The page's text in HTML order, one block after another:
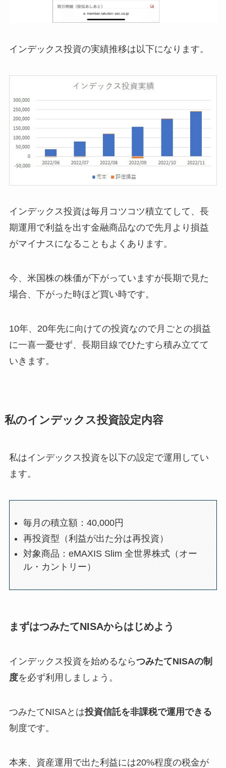
インデックス投資の実績推移は以下になります。
インデックス投資は毎月コツコツ積立てして、長
期運用で利益を出す金融商品なので先月より損益
がマイナスになることもよくあります。
今、米国株の株価が下がっていますが長期で見た
場合、下がった時ほど買い時です。
10年、20年先に向けての投資なので月ごとの損益
に一喜一憂せず、長期目線でひたすら積み立てて
いきます。
私のインデックス投資設定内容
私はインデックス投資を以下の設定で運用してい
ます。
毎月の積立額：40,000円
再投資型（利益が出た分は再投資）
対象商品：eMAXIS Slim 全世界株式（オー
ル・カントリー）
まずはつみたてNISAからはじめよう
インデックス投資を始めるならつみたてNISAの制
度を必ず利用しましょう。
つみたてNISAとは投資信託を非課税で運用できる
制度です。
本来、資産運用で出た利益には20%程度の税金が